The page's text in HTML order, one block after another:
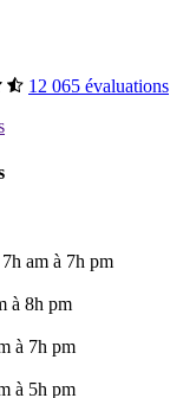
12 065 évaluations
am à 7h pm
à 8h pm
à 7h pm
à 5h pm